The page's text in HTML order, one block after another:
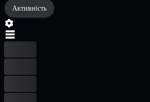
Активність